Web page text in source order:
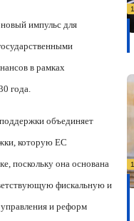
импульс для
в рамках
года.
объединяет
которую ЕС
поскольку она основана
фискальную и
и реформ